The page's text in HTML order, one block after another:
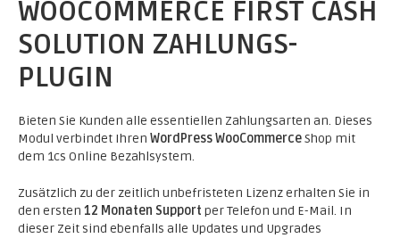
WOOCOMMERCE FIRST CASH
SOLUTION ZAHLUNGS-
PLUGIN
Bieten Sie Kunden alle essentiellen Zahlungsarten an. Dieses
Modul verbindet Ihren WordPress WooCommerceShop mit
dem 1cs Online Bezahlsystem.
Zusätzlich zu der zeitlich unbefristeten Lizenz erhalten Sie in
den ersten 12 Monaten Support per Telefon und E-Mail. In
dieser Zeit sind ebenfalls alle Updates und Upgrades